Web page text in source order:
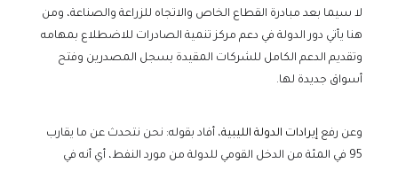
لا سيما بعد مبادرة القطاع الخاص والاتجاه للزراعة والصناعة، ومن
هنا يأتي دور الدولة في دعم مركز تنمية الصادرات للاضطلاع بمهامه
وتقديم الدعم الكامل للشركات المقيدة بسجل المصدرين وفتح
أسواق جديدة لها.
وعن رفع إيرادات الدولة الليبية، أفاد بقوله: نحن نتحدث عن ما يقارب
95 في المئة من الدخل القومي للدولة من مورد النفط، أي أنه في